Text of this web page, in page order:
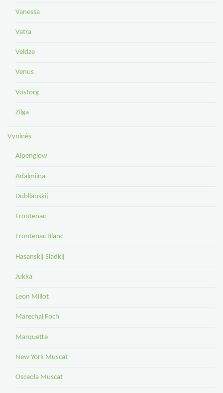
Vanessa
Vatra
Veldze
Venus
Vostorg
Zilga
Vyninės
Alpenglow
Adalmiina
Dublianskij
Frontenac
Frontenac Blanc
Hasanskij Sladkij
Jukka
Leon Millot
Marechal Foch
Marquette
New York Muscat
Osceola Muscat